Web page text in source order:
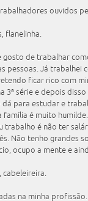
ouvidos
flanelinha.
gosto de trabalhar
pessoas. Já trabalhei
ficar rico com
3ª série e depois
para estudar e
é muito
trabalho é não ter
Não tenho grandes
ocupo a mente e
cabeleireira.
na minha